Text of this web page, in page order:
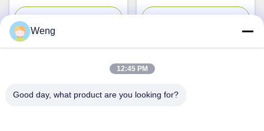
Pengisi daya EV yang
pengenalan wajah dan IP65
7kW dengan antarmuka tipe
Weng
12:45 PM
Good day, what product are you looking for?